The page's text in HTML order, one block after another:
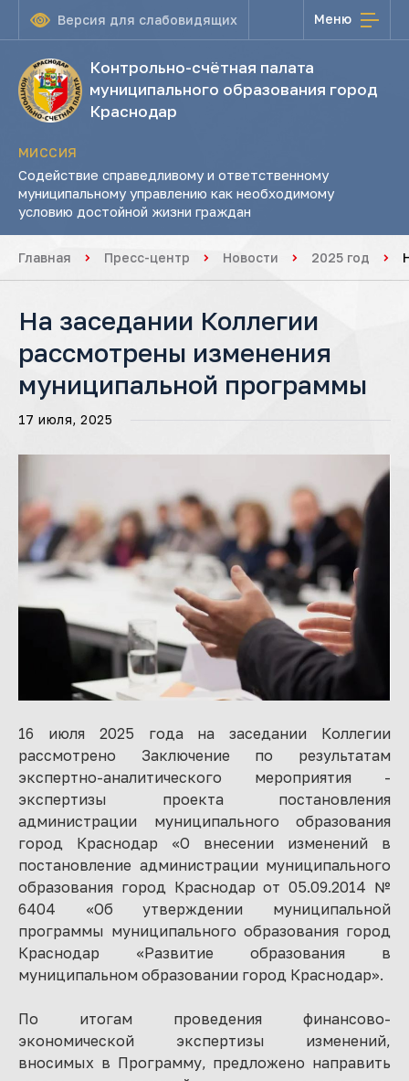
Версия для слабовидящих Меню
Контрольно-счётная палата
муниципального образования город
Краснодар
МИССИЯ
Содействие справедливому и ответственному
муниципальному управлению как необходимому
условию достойной жизни граждан
Главная Пресс-центр Новости 2025 год
На заседании Коллегии
рассмотрены изменения
муниципальной программы
17 июля, 2025
16 июля 2025 года на заседании Коллегии
рассмотрено Заключение по результатам
экспертно-аналитического мероприятия -
экспертизы проекта постановления
администрации муниципального образования
город Краснодар «О внесении изменений в
постановление администрации муниципального
образования город Краснодар от 05.09.2014 №
6404 «Об утверждении муниципальной
программы муниципального образования город
Краснодар «Развитие образования в
муниципальном образовании город Краснодар».
По итогам проведения финансово-
экономической экспертизы изменений,
вносимых в Программу, предложено направить